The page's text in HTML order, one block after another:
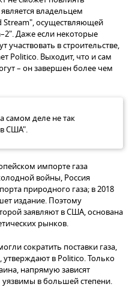
владельцем
Stream", осуществляющей
Даже если некоторые
участвовать в строительстве,
Politico. Выходит, что и сам
– он завершен более чем
самом деле не так
США".
импорте газа
войны, Россия
природного газа; в 2018
издание. Поэтому
заявляют в США, основана
рынков.
сократить поставки газа,
в Politico. Только
напрямую зависят
уязвимы в большей степени.